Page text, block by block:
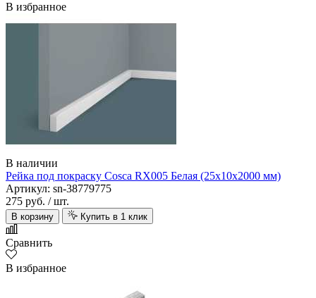
В избранное
В наличии
Рейка под покраску Cosca RX005 Белая (25х10х2000 мм)
Артикул: sn-38779775
275 руб. / шт.
В корзину Купить в 1 клик
Сравнить
В избранное